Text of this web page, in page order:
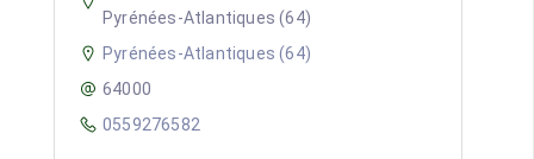
Pyrénées-Atlantiques (64)
Pyrénées-Atlantiques (64)
64000
0559276582